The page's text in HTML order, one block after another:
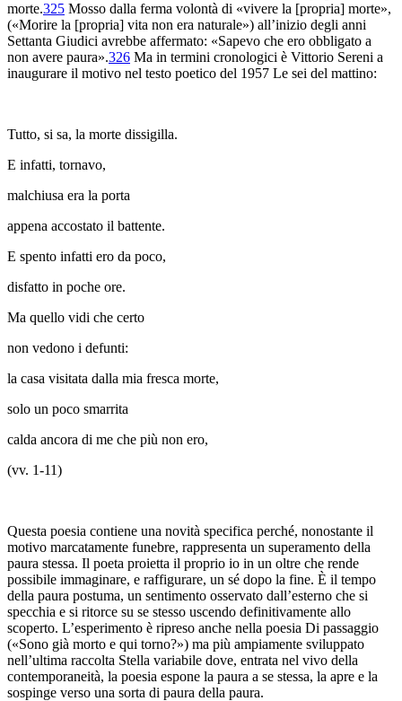
morte.325 Mosso dalla ferma volontà di «vivere la [propria] morte»,
(«Morire la [propria] vita non era naturale») all’inizio degli anni
Settanta Giudici avrebbe affermato: «Sapevo che ero obbligato a
non avere paura».326 Ma in termini cronologici è Vittorio Sereni a
inaugurare il motivo nel testo poetico del 1957 Le sei del mattino:
Tutto, si sa, la morte dissigilla.
E infatti, tornavo,
malchiusa era la porta
appena accostato il battente.
E spento infatti ero da poco,
disfatto in poche ore.
Ma quello vidi che certo
non vedono i defunti:
la casa visitata dalla mia fresca morte,
solo un poco smarrita
calda ancora di me che più non ero,
(vv. 1-11)
Questa poesia contiene una novità specifica perché, nonostante il
motivo marcatamente funebre, rappresenta un superamento della
paura stessa. Il poeta proietta il proprio io in un oltre che rende
possibile immaginare, e raffigurare, un sé dopo la fine. È il tempo
della paura postuma, un sentimento osservato dall’esterno che si
specchia e si ritorce su se stesso uscendo definitivamente allo
scoperto. L’esperimento è ripreso anche nella poesia Di passaggio
(«Sono già morto e qui torno?») ma più ampiamente sviluppato
nell’ultima raccolta Stella variabile dove, entrata nel vivo della
contemporaneità, la poesia espone la paura a se stessa, la apre e la
sospinge verso una sorta di paura della paura.